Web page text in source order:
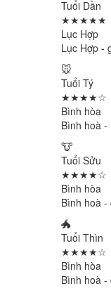
Tuổi Dần
★★★★★
Lục Hợp
Lục Hợp -
🐭
Tuổi Tý
★★★★☆
Bình hòa
Bình hoà
🐮
Tuổi Sửu
★★★★☆
Bình hòa
Bình hoà
🐲
Tuổi Thìn
★★★★☆
Bình hòa
Bình hoà